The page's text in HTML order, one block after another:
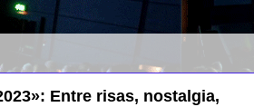
Entre risas, nostalgia,